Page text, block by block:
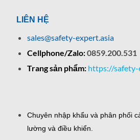
LIÊN HỆ
sales@safety-expert.asia
Cellphone/Zalo:0859.200.531
Trang sản phẩm: https://
Chuyên nhập khẩu và phân phối
lường và điều khiển.